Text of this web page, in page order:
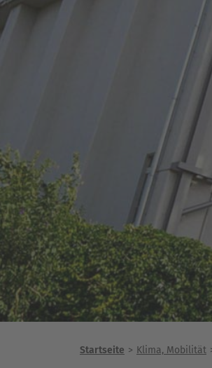
Startseite Klima, Mobilität